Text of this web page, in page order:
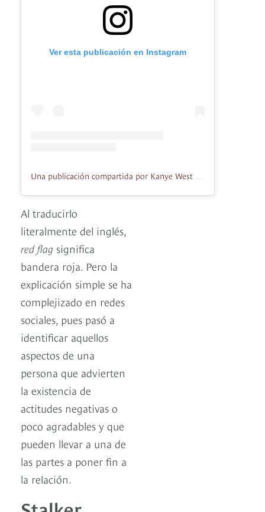
Ver esta publicación en Instagram
Al traducirlo
literalmente del inglés,
red flag significa
bandera roja. Pero la
explicación simple se ha
complejizado en redes
sociales, pues pasó a
identificar aquellos
aspectos de una
persona que advierten
la existencia de
actitudes negativas o
poco agradables y que
pueden llevar a una de
las partes a poner fin a
la relación.